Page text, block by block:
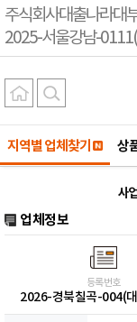
주식회사대출나라대
2025-서울강남-
지역별 업체찾기 상
사
업체정보
등록번호
2026-경북칠곡-004(